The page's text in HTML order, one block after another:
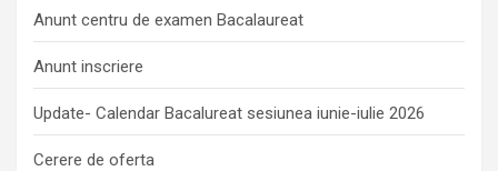
Anunt centru de examen Bacalaureat
Anunt inscriere
Update- Calendar Bacalureat sesiunea iunie-iulie 2026
Cerere de oferta